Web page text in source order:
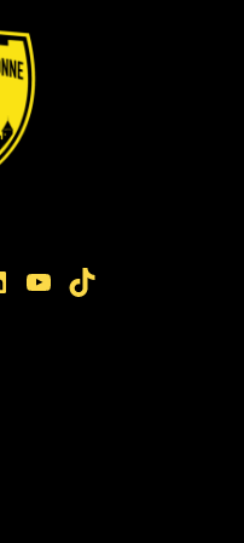
YouTube TikTok